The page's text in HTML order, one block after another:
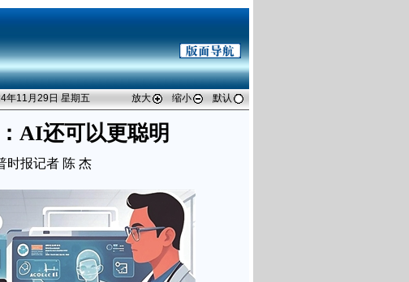
年11月29日 星期五 放大 缩小 默认
AI还可以更聪明
时报记者 陈 杰